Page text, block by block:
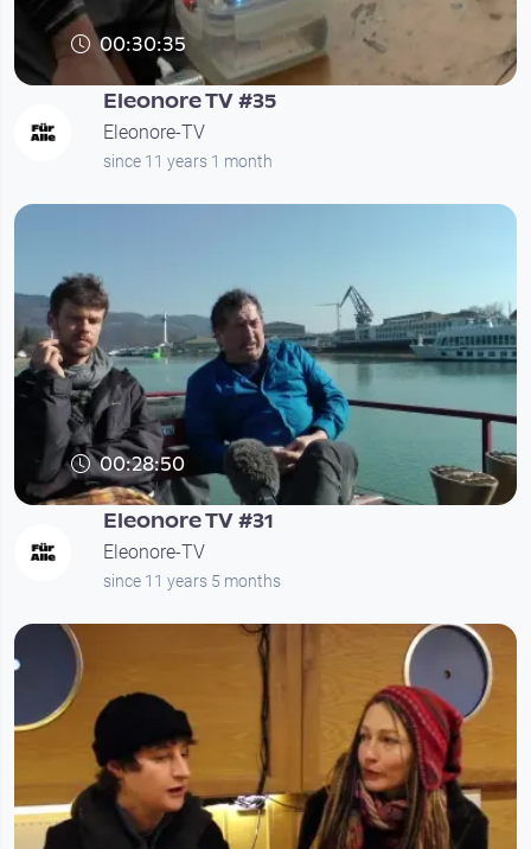
00:30:35
Eleonore TV #35
Eleonore-TV
since 11 years 1 month
00:28:50
Eleonore TV #31
Eleonore-TV
since 11 years 5 months